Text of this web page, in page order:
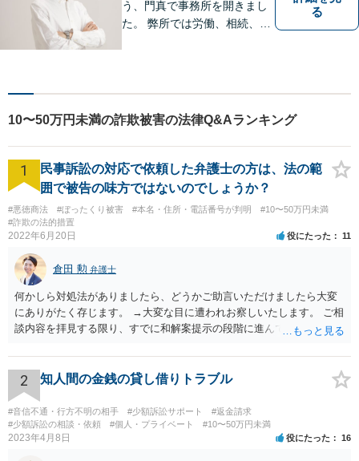
う、門真で事務所を開きまし
た。 弊所では労働、相続、離
す。
る
10〜50万円未満の詐欺被害の法律Q&Aランキング
1
民事訴訟の対応で依頼した弁護士の方は、法の範
囲で被告の味方ではないのでしょうか？
#悪徳商法 #ぼったくり被害 #本名・住所・電話番号が判明
#10〜50万円未満
#詐欺の法的措置
2022年6月20日 役にたった 11
倉田 勲 弁護士
何かしら対処法がありましたら、どうかご助言いただけましたら大変
にありがたく存じます。 →大変な目に遭われお察しいたします。 ご相
談内容を拝見する限り、すでに和解案提示の段階に進んでいるとなる
にあたってはそれらの書面や証拠を拝見しないと適切な回答は難しい
ですので、書面などをもってお近くの法律事務所でセカンドオピニオ
ンを受けることをお勧めします。
2 知人間の金銭の貸し借りトラブル
#音信不通・行方不明の相手 #少額訴訟サポート
#返金請求
#少額訴訟の相談・依頼
#個人・プライベート #10〜50万円未満
2023年4月8日 役にたった 16